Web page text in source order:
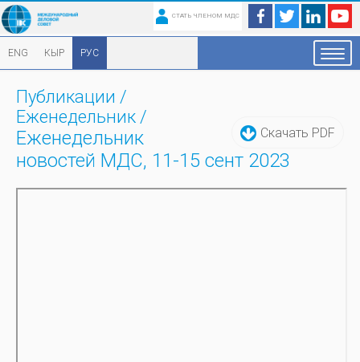
СТАТЬ ЧЛЕНОМ МДС
ENG КЫР РУС
Скачать PDF
Публикации /
Еженедельник /
Еженедельник
новостей МДС, 11-15 сент 2023